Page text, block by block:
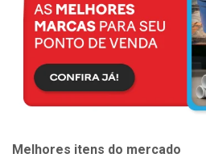
Melhores itens do mercado